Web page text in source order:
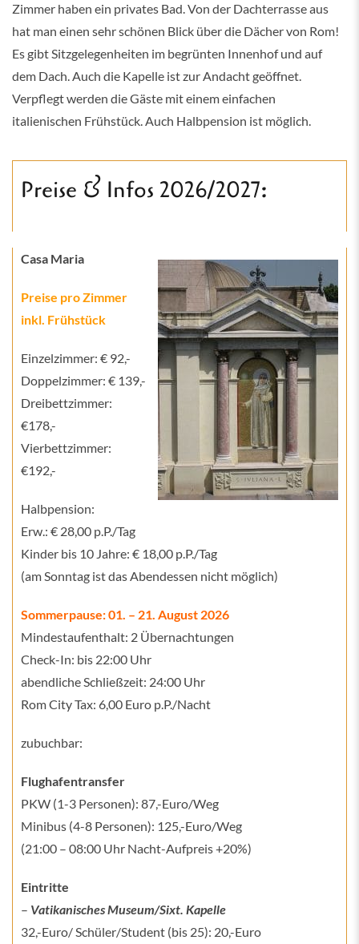
Zimmer haben ein privates Bad. Von der Dachterrasse aus
hat man einen sehr schönen Blick über die Dächer von Rom!
Es gibt Sitzgelegenheiten im begrünten Innenhof und auf
dem Dach. Auch die Kapelle ist zur Andacht geöffnet.
Verpflegt werden die Gäste mit einem einfachen
italienischen Frühstück. Auch Halbpension ist möglich.
Preise & Infos 2026/2027:
Casa Maria
Preise pro Zimmer
inkl. Frühstück
Einzelzimmer: € 92,-
Doppelzimmer: € 139,-
Dreibettzimmer:
€178,-
Vierbettzimmer:
€192,-
Halbpension:
Erw.: € 28,00 p.P./Tag
Kinder bis 10 Jahre: € 18,00 p.P./Tag
(am Sonntag ist das Abendessen nicht möglich)
Sommerpause: 01. – 21. August 2026
Mindestaufenthalt: 2 Übernachtungen
Check-In: bis 22:00 Uhr
abendliche Schließzeit: 24:00 Uhr
Rom City Tax: 6,00 Euro p.P./Nacht
zubuchbar:
Flughafentransfer
PKW (1-3 Personen): 87,-Euro/Weg
Minibus (4-8 Personen): 125,-Euro/Weg
(21:00 – 08:00 Uhr Nacht-Aufpreis +20%)
Eintritte
– Vatikanisches Museum/Sixt. Kapelle
32,-Euro/ Schüler/Student (bis 25): 20,-Euro